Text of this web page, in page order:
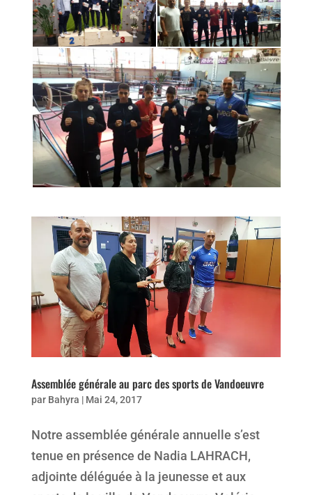
Assemblée générale au parc des sports de Vandoeuvre
par Bahyra | Mai 24, 2017
Notre assemblée générale annuelle s’est
tenue en présence de Nadia LAHRACH,
adjointe déléguée à la jeunesse et aux